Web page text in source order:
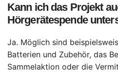
Kann ich das Projekt
Hörgerätespende
Ja. Möglich sind
Batterien und Zubehör, das
Sammelaktion oder die